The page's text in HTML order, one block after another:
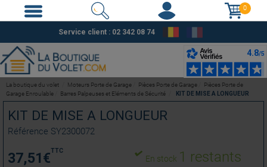
0
Service client : 02 342 08 74
KIT DE MISE A LONGUEUR
Référence SY2300072
37,51 €TTC
En stock 1 restants
La boutique du volet Moteurs Porte de Garage Pièces Porte de Garage
Pièces Porte de
Garage Enroulable
Barres Palpeuses et Eléments de Sécurité KIT DE MISE A LONGUEUR